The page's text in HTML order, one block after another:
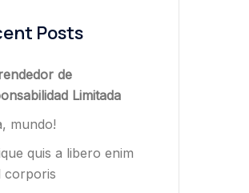
Posts
de
Limitada
mundo!
quis a libero enim
corporis